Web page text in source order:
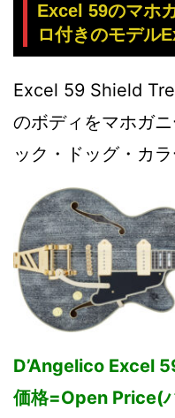
Excel 59のマホ
ロ付きのモデル
Excel 59 Shield
のボディをマホガ
ック・ドッグ・カラ
D’Angelico Excel
価格=Open Price(